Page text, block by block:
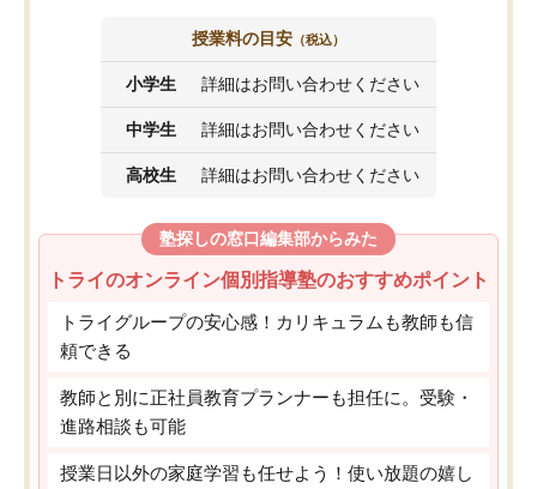
授業料の目安 （税込）
小学生 詳細はお問い合わせください
中学生 詳細はお問い合わせください
高校生 詳細はお問い合わせください
塾探しの窓口編集部からみた
トライのオンライン個別指導塾のおすすめポイント
トライグループの安心感！カリキュラムも教師も信
頼できる
教師と別に正社員教育プランナーも担任に。受験・
進路相談も可能
授業日以外の家庭学習も任せよう！使い放題の嬉し